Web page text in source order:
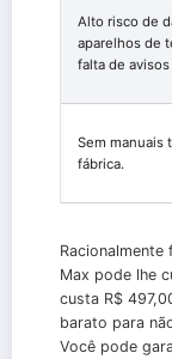
Alto risco de
aparelhos de
falta de
Sem manuais
fábrica.
Racionalmente
Max pode lhe
custa R$
barato para
Você pode